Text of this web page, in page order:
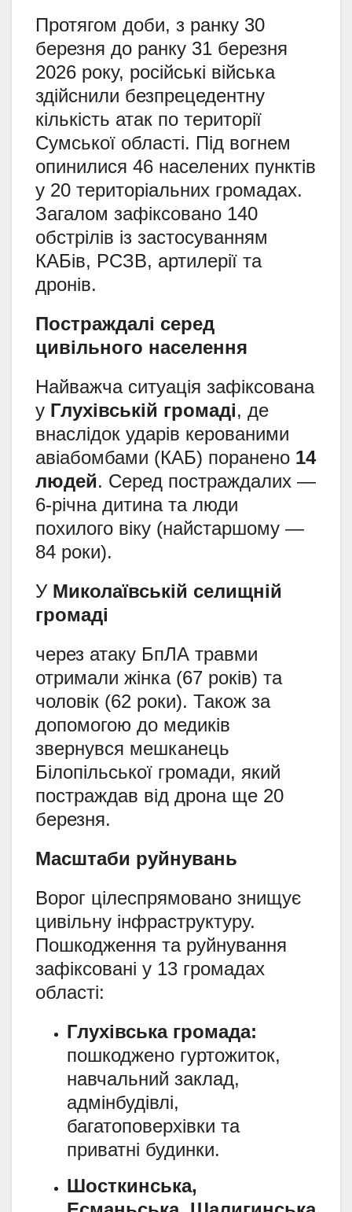
Протягом доби, з ранку 30
березня до ранку 31 березня
2026 року, російські війська
здійснили безпрецедентну
кількість атак по території
Сумської області. Під вогнем
опинилися 46 населених пунктів
у 20 територіальних громадах.
Загалом зафіксовано 140
обстрілів із застосуванням
КАБів, РСЗВ, артилерії та
дронів.
Постраждалі серед
цивільного населення
Найважча ситуація зафіксована
у Глухівській громаді, де
внаслідок ударів керованими
авіабомбами (КАБ) поранено 14
людей. Серед постраждалих —
6-річна дитина та люди
похилого віку (найстаршому —
84 роки).
У Миколаївській селищній
громаді
через атаку БпЛА травми
отримали жінка (67 років) та
чоловік (62 роки). Також за
допомогою до медиків
звернувся мешканець
Білопільської громади, який
постраждав від дрона ще 20
березня.
Масштаби руйнувань
Ворог цілеспрямовано знищує
цивільну інфраструктуру.
Пошкодження та руйнування
зафіксовані у 13 громадах
області:
Глухівська громада:
пошкоджено гуртожиток,
навчальний заклад,
адмінбудівлі,
багатоповерхівки та
приватні будинки.
Шосткинська,